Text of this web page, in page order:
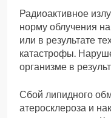
Радиоактивное
норму облучения
или в результате
катастрофы.
организме в
Сбой липидного
атеросклероза и